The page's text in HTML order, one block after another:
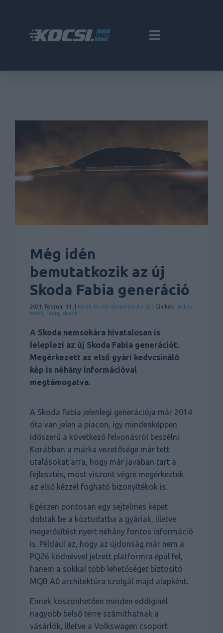
Még idén
bemutatkozik az új
Skoda Fabia generáció
2021. február 11. | Hírek Skoda Személyauto Új | Címkék: autós
hírek
fabia skoda
A Skoda nemsokára hivatalosan is
leleplezi az új Skoda Fabia generációt.
Megérkezett az első gyári kedvcsináló
kép is néhány információval
megtámogatva.
A Skoda Fabia jelenlegi generációja már 2014
óta van jelen a piacon, így mindenképpen
időszerű a következő felvonásról beszélni.
Korábban a márka vezetősége már tett
utalásokat arra, hogy már javában tart a
fejlesztés, most viszont végre megérkeztek
az első kézzel fogható bizonyítékok is.
Egészen pontosan egy sejtelmes képet
dobtak be a köztudatba a gyáriak, illetve
megerősítést nyert néhány fontos információ
is. Például az, hogy az újdonság már nem a
PQ26 kódnévvel jelzett platformra épül fel,
hanem a sokkal több lehetőséget biztosító
MQB A0 architektúra szolgál majd alapként.
Ennek köszönhetően minden eddiginél
nagyobb belső térre számíthatnak a
vásárlók, illetve a Volkswagen csoport